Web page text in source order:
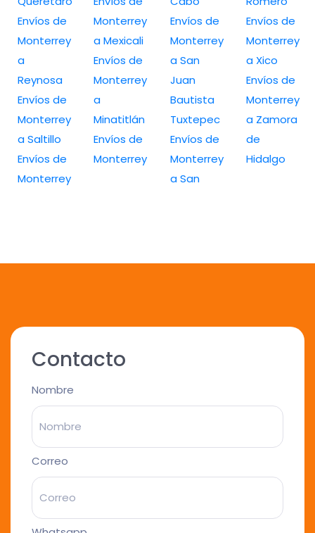
Envíos de
Monterrey
a
Reynosa
Envíos de
Monterrey
a Saltillo
Envíos de
Monterrey
Monterrey
a Mexicali
Envíos de
Monterrey
a
Minatitlán
Envíos de
Monterrey
Envíos de
Monterrey
a San
Juan
Bautista
Tuxtepec
Envíos de
Monterrey
a San
Envíos de
Monterrey
a Xico
Envíos de
Monterrey
a Zamora
de
Hidalgo
Contacto
Nombre
Correo